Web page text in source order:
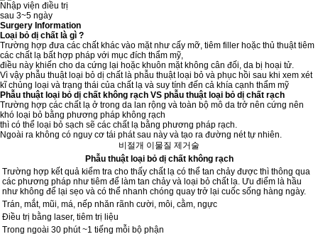
Nhập viện điều trị
sau 3~5 ngày
Surgery Information
Loại bỏ dị chất là gì ?
Trường hợp đưa các chất khác vào mặt như cấy mỡ, tiêm filler hoặc thủ thuật tiêm
các chất lạ bất hợp pháp với mục đích thẩm mỹ,
điều này khiến cho da cứng lại hoặc khuôn mặt không cân đối, da bị hoại tử.
Vì vậy phẫu thuật loại bỏ dị chất là phẫu thuật loại bỏ và phục hồi sau khi xem xét
kĩ chủng loại và trạng thái của chất lạ và suy tính đến cả khía cạnh thẩm mỹ
Phẫu thuật loại bỏ dị chất không rạch VS phẫu thuật loại bỏ dị chất rạch
Trường hợp các chất lạ ở trong da lan rộng và toàn bộ mô da trở nên cứng nên
khó loại bỏ bằng phương pháp không rạch
thì có thể loại bỏ sạch sẽ các chất lạ bằng phương pháp rạch.
Ngoài ra không có nguy cơ tái phát sau này và tạo ra đường nét tự nhiên.
비절개 이물질 제거술
Phẫu thuật loại bỏ dị chất không rạch
Trường hợp kết quả kiểm tra cho thấy chất lạ có thể tan chảy được thì thông qua
các phương pháp như tiêm để làm tan chảy và loại bỏ chất lạ. Ưu điểm là hầu
như không để lại sẹo và có thể nhanh chóng quay trở lại cuốc sống hàng ngày.
Trán, mắt, mũi, má, nếp nhăn rãnh cười, môi, cằm, ngực
Điều trị bằng laser, tiêm trị liệu
Trong ngoài 30 phút ~1 tiếng mỗi bộ phận